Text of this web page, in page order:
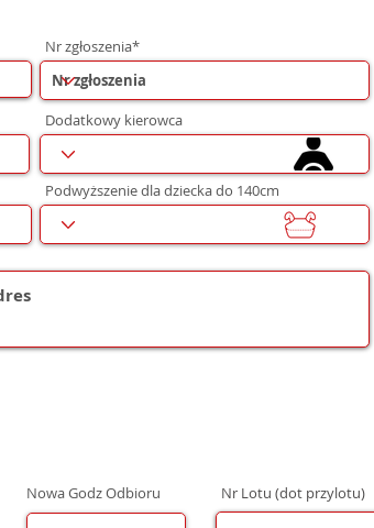
Nr zgłoszenia*
Dodatkowy kierowca
Podwyższenie dla dziecka do 140cm
Nowa Godz Odbioru Nr Lotu (dot przylotu)